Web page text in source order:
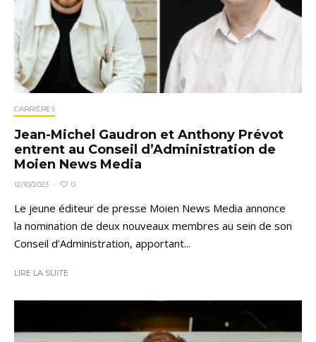
CARRIÈRES
Jean-Michel Gaudron et Anthony Prévot
entrent au Conseil d’Administration de
Moien News Media
12/10/2023 · 0
Le jeune éditeur de presse Moien News Media annonce
la nomination de deux nouveaux membres au sein de son
Conseil d’Administration, apportant...
LIRE LA SUITE